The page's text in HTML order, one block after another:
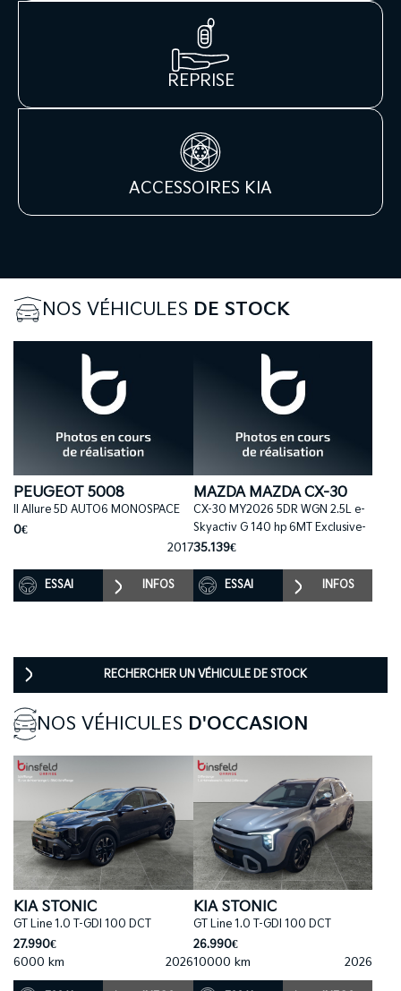
REPRISE
ACCESSOIRES KIA
NOS VÉHICULES DE STOCK
PEUGEOT 5008
II Allure 5D AUTO6 MONOSPACE
0€
2017
ESSAI INFOS
MAZDA MAZDA CX-30
CX-30 MY2026 5DR WGN 2.5L e-
Skyactiv G 140 hp 6MT Exclusive-
35.139€
ESSAI INFOS
RECHERCHER UN VÉHICULE DE STOCK
NOS VÉHICULES D'OCCASION
KIA STONIC
GT Line 1.0 T-GDI 100 DCT
27.990€
6000 km
2026
KIA STONIC
GT Line 1.0 T-GDI 100 DCT
26.990€
10000 km
2026